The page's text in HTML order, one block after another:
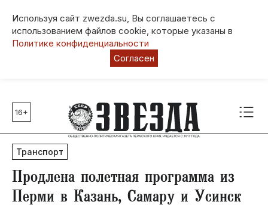
Используя сайт zwezda.su, Вы соглашаетесь с
использованием файлов cookie, которые указаны в
Политике конфиденциальности
Согласен
Главные темы
80 лет Победы
Молодежная столица РФ
СВО
Выборы в Пермском крае
Социальная поддержка
16+
Транспорт
​Продлена полетная программа из
Перми в Казань, Самару и Усинск